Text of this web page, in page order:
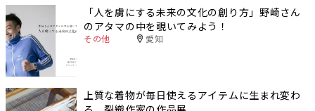
「人を虜にする未来の文化の創り方」野崎さん
のアタマの中を覗いてみよう！
その他 愛知
上質な着物が毎日使えるアイテムに生まれ変わ